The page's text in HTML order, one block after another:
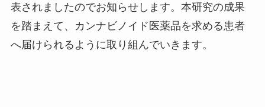
表されましたのでお知らせします。本研究の成果
を踏まえて、カンナビノイド医薬品を求める患者
へ届けられるように取り組んでいきます。